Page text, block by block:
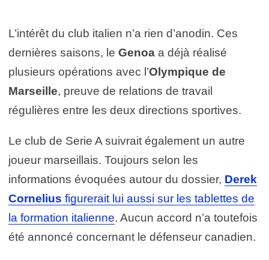
L’intérêt du club italien n’a rien d’anodin. Ces
dernières saisons, le Genoa a déjà réalisé
plusieurs opérations avec l’Olympique de
Marseille, preuve de relations de travail
régulières entre les deux directions sportives.
Le club de Serie A suivrait également un autre
joueur marseillais. Toujours selon les
informations évoquées autour du dossier, Derek
Cornelius figurerait lui aussi sur les tablettes de
la formation italienne. Aucun accord n’a toutefois
été annoncé concernant le défenseur canadien.